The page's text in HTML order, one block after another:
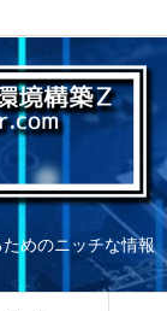
めのニッチな情報